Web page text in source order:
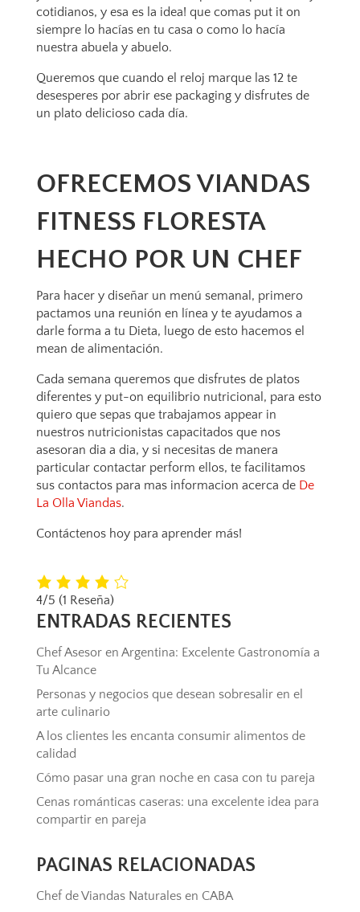
cotidianos, y esa es la idea! que comas put it on
siempre lo hacías en tu casa o como lo hacía
nuestra abuela y abuelo.
Queremos que cuando el reloj marque las 12 te
desesperes por abrir ese packaging y disfrutes de
un plato delicioso cada día.
OFRECEMOS VIANDAS
FITNESS FLORESTA
HECHO POR UN CHEF
Para hacer y diseñar un menú semanal, primero
pactamos una reunión en línea y te ayudamos a
darle forma a tu Dieta, luego de esto hacemos el
mean de alimentación.
Cada semana queremos que disfrutes de platos
diferentes y put-on equilibrio nutricional, para esto
quiero que sepas que trabajamos appear in
nuestros nutricionistas capacitados que nos
asesoran dia a dia, y si necesitas de manera
particular contactar perform ellos, te facilitamos
sus contactos para mas informacion acerca de De
La Olla Viandas.
Contáctenos hoy para aprender más!
4/5 (1 Reseña)
ENTRADAS RECIENTES
Chef Asesor en Argentina: Excelente Gastronomía a
Tu Alcance
Personas y negocios que desean sobresalir en el
arte culinario
A los clientes les encanta consumir alimentos de
calidad
Cómo pasar una gran noche en casa con tu pareja
Cenas románticas caseras: una excelente idea para
compartir en pareja
PAGINAS RELACIONADAS
Chef de Viandas Naturales en CABA